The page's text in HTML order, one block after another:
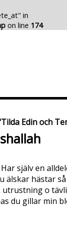
in
on line 174
Edin och
själv en
älskar hästar
o
du gillar min